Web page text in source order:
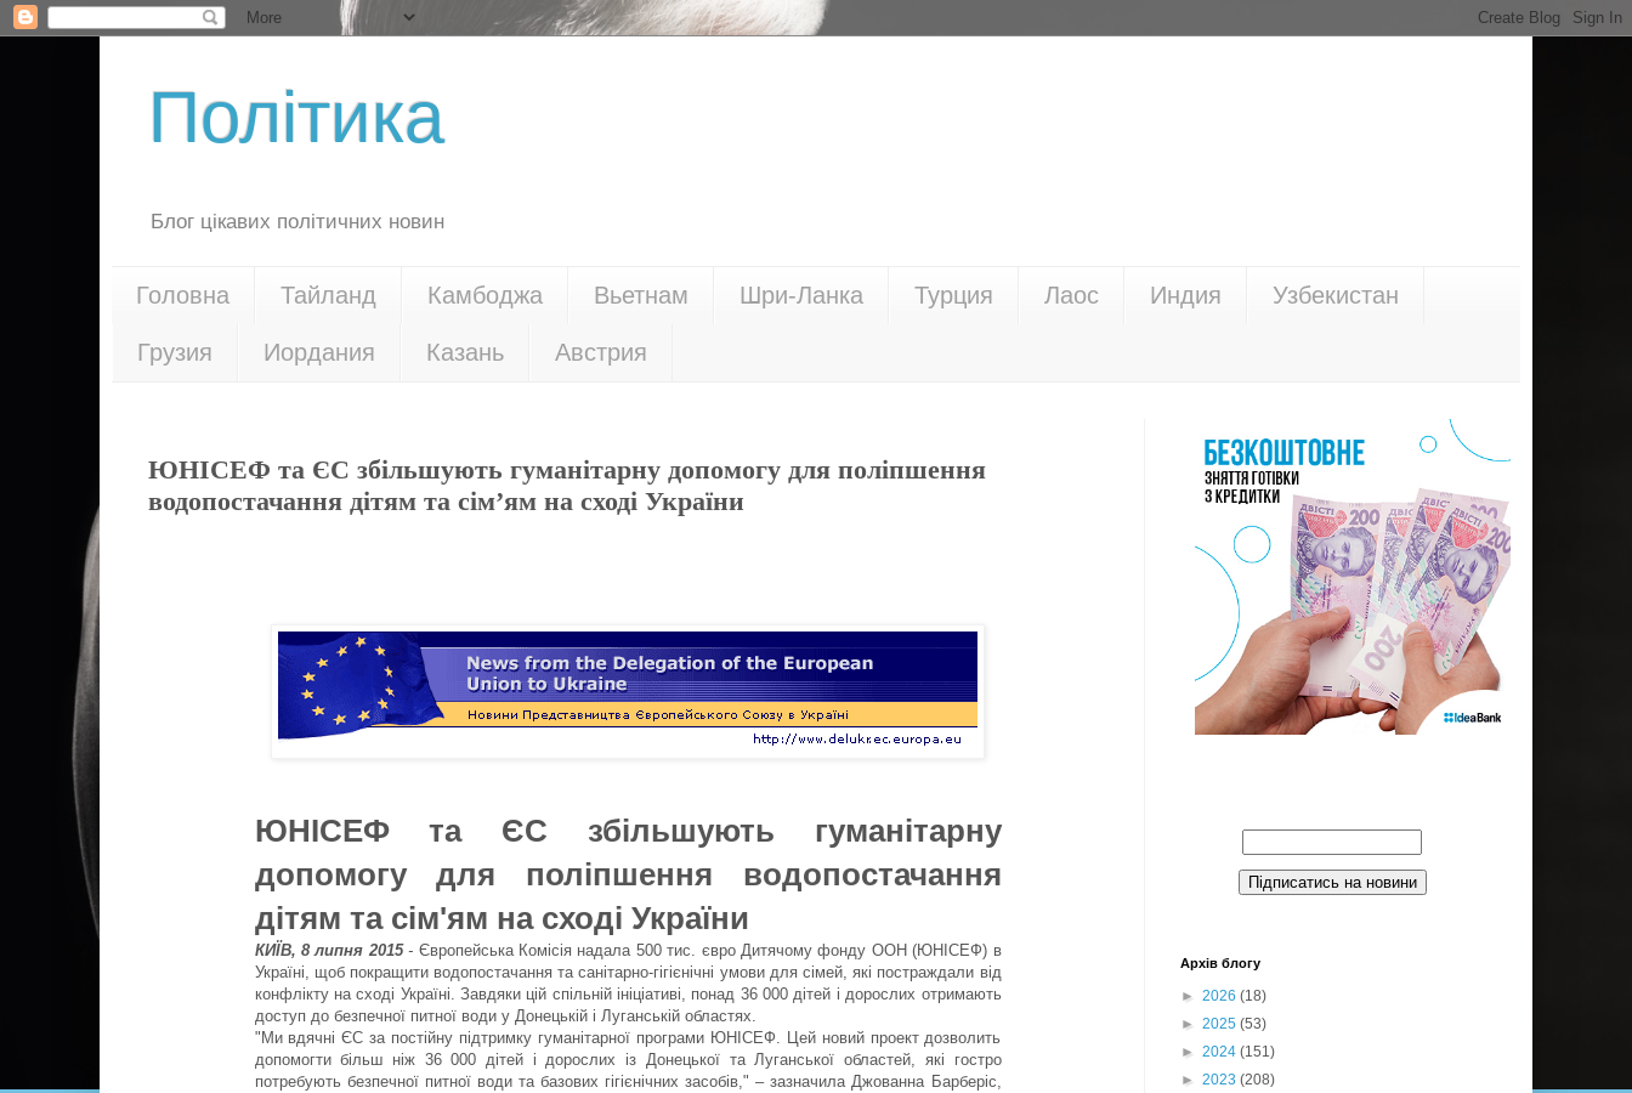
Політика
Блог цікавих політичних новин
Головна Тайланд Камбоджа Вьетнам Шри-Ланка Турция Лаос Индия Узбекистан
Грузия Иордания Казань Австрия
ЮНІСЕФ та ЄС збільшують гуманітарну допомогу для поліпшення
водопостачання дітям та сім’ям на сході України
ЮНІСЕФ та ЄС збільшують гуманітарну
допомогу для поліпшення водопостачання
дітям та сім'ям на сході України
КИЇВ, 8 липня 2015- Європейська Комісія надала 500 тис. євро Дитячому фонду ООН (ЮНІСЕФ) в
Україні, щоб покращити водопостачання та санітарно-гігієнічні умови для сімей, які постраждали від
конфлікту на сході Україні. Завдяки цій спільній ініціативі, понад 36 000 дітей і дорослих отримають
доступ до безпечної питної води у Донецькій і Луганській областях.
"Ми вдячні ЄС за постійну підтримку гуманітарної програми ЮНІСЕФ. Цей новий проект дозволить
допомогти більш ніж 36 000 дітей і дорослих із Донецької та Луганської областей, які гостро
потребують безпечної питної води та базових гігієнічних засобів," – зазначила Джованна Барберіс,
Архів блогу
► 2026 (18)
► 2025 (53)
► 2024 (151)
► 2023 (208)